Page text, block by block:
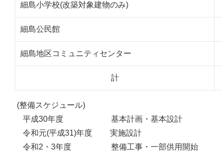
細島小学校(改築対象建物のみ)
細島公民館
細島地区コミュニティセンター
計
(整備スケジュール)
平成30年度 基本計画・基本設計
令和元(平成31)年度 実施設計
令和2・3年度 整備工事・一部供用開始